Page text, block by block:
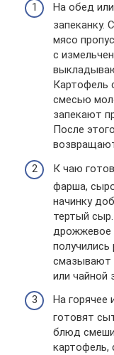
На обед
запеканку.
мясо
с
Картофель
смесью
запекают
После
К чаю
фарша,
начинку
тертый
дрожжевое
смазывают
или чайной
На горячее
готовят
блюд
картофель,